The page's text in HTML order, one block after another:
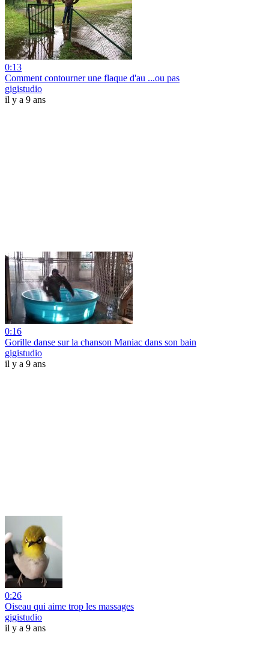
0:13
Comment contourner une flaque d'au ...ou pas
gigistudio
il y a 9 ans
0:16
Gorille danse sur la chanson Maniac dans son bain
gigistudio
il y a 9 ans
0:26
Oiseau qui aime trop les massages
gigistudio
il y a 9 ans